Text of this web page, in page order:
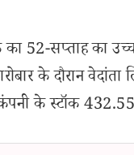
52-सप्ताह का
के दौरान वेदांता
के स्टॉक